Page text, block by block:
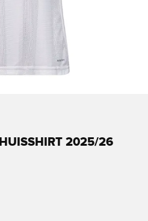
2025/26